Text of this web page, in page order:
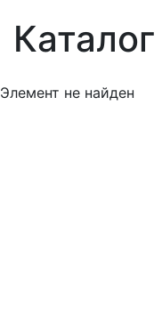
Каталог
Элемент не найден